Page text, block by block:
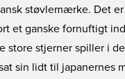
støvlemærke. Det
et ganske fornuftigt
store stjerner spiller i
sin lidt til japanernes